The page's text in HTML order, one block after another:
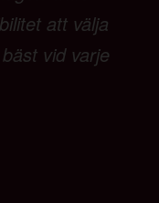
att välja
vid varje